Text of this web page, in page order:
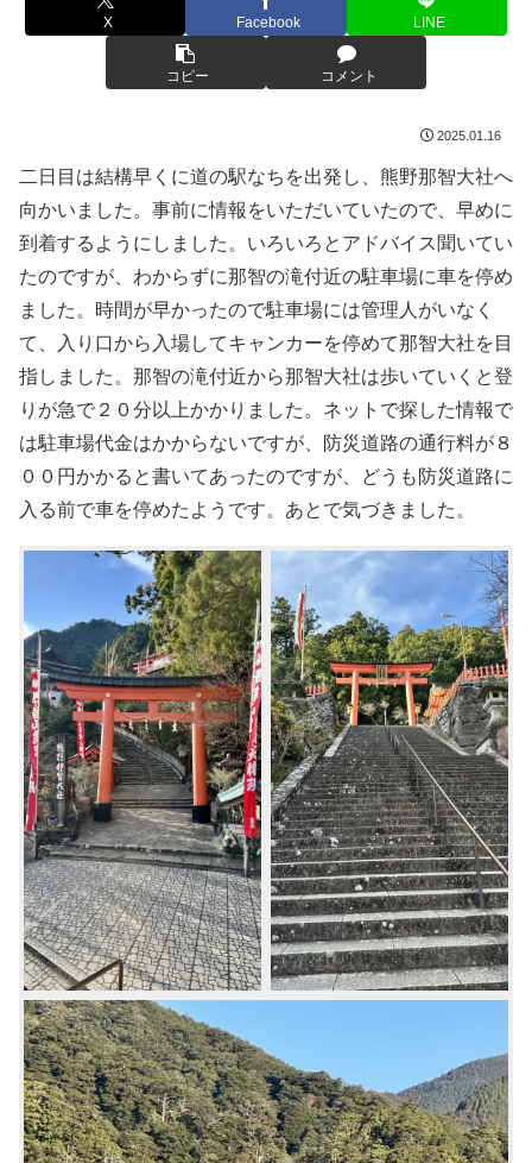
X Facebook LINE
コピー コメント
2025.01.16
二日目は結構早くに道の駅なちを出発し、熊野那智大社へ
向かいました。事前に情報をいただいていたので、早めに
到着するようにしました。いろいろとアドバイス聞いてい
たのですが、わからずに那智の滝付近の駐車場に車を停め
ました。時間が早かったので駐車場には管理人がいなく
て、入り口から入場してキャンカーを停めて那智大社を目
指しました。那智の滝付近から那智大社は歩いていくと登
りが急で２０分以上かかりました。ネットで探した情報で
は駐車場代金はかからないですが、防災道路の通行料が８
００円かかると書いてあったのですが、どうも防災道路に
入る前で車を停めたようです。あとで気づきました。